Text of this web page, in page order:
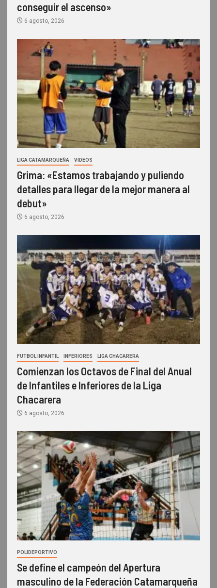
conseguir el ascenso»
6 agosto, 2026
LIGA CATAMARQUEÑA VIDEOS
Grima: «Estamos trabajando y puliendo
detalles para llegar de la mejor manera al
debut»
6 agosto, 2026
FUTBOL INFANTIL INFERIORES LIGA CHACARERA
Comienzan los Octavos de Final del Anual
de Infantiles e Inferiores de la Liga
Chacarera
6 agosto, 2026
POLIDEPORTIVO
Se define el campeón del Apertura
masculino de la Federación Catamarqueña